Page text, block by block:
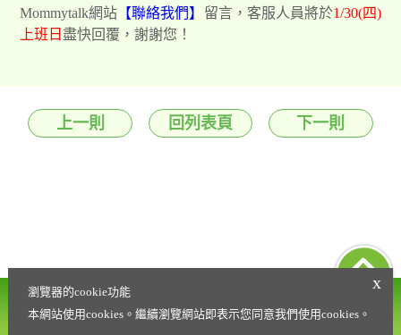
Mommytalk網站 【聯絡我們】 留言，客服人員將於1/30(四)
上班日盡快回覆，謝謝您！
上一則 回列表頁 下一則
營養諮詢專線
0800-021-216
x
瀏覽器的cookie功能
本網站使用cookies。繼續瀏覽網站即表示您同意我們使用cookies。